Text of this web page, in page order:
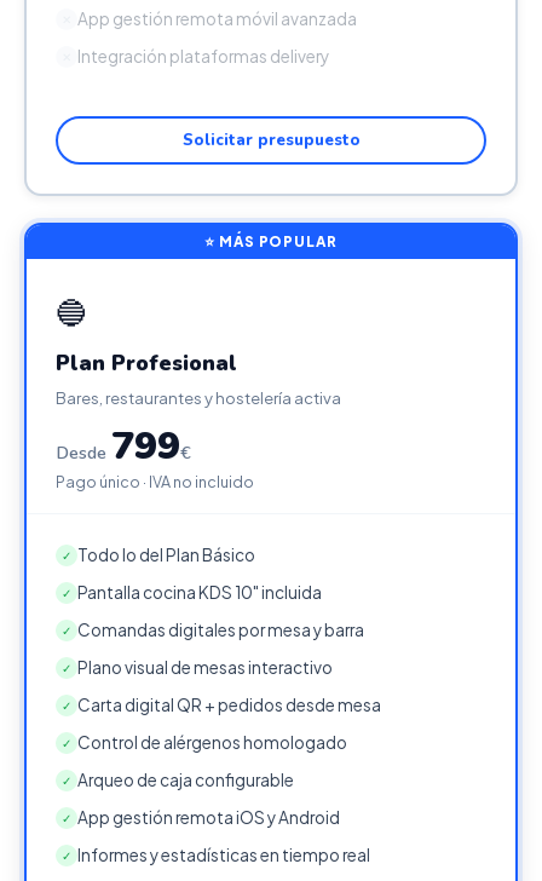
App gestión remota móvil avanzada
Integración plataformas delivery
Solicitar presupuesto
⭐ MÁS POPULAR
🔵
Plan Profesional
Bares, restaurantes y hostelería activa
Desde 799€
Pago único · IVA no incluido
✓ Todo lo del Plan Básico
✓ Pantalla cocina KDS 10" incluida
✓ Comandas digitales por mesa y barra
✓ Plano visual de mesas interactivo
✓ Carta digital QR + pedidos desde mesa
✓ Control de alérgenos homologado
✓ Arqueo de caja configurable
✓ App gestión remota iOS y Android
✓ Informes y estadísticas en tiempo real